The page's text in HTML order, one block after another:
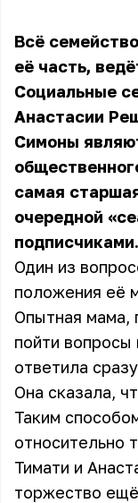
Всё
её часть,
Социальные
Анастасии
Симоны
самая
очередной
подписчиками.
Один из
положения её
Опытная мама,
пойти
ответила
Она сказала,
Таким
относительно
Тимати и
торжество